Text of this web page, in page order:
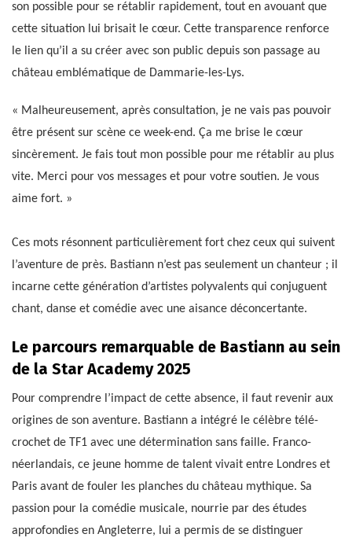
son possible pour se rétablir rapidement, tout en avouant que
cette situation lui brisait le cœur. Cette transparence renforce
le lien qu’il a su créer avec son public depuis son passage au
château emblématique de Dammarie-les-Lys.
« Malheureusement, après consultation, je ne vais pas pouvoir
être présent sur scène ce week-end. Ça me brise le cœur
sincèrement. Je fais tout mon possible pour me rétablir au plus
vite. Merci pour vos messages et pour votre soutien. Je vous
aime fort. »
Ces mots résonnent particulièrement fort chez ceux qui suivent
l’aventure de près. Bastiann n’est pas seulement un chanteur ; il
incarne cette génération d’artistes polyvalents qui conjuguent
chant, danse et comédie avec une aisance déconcertante.
Le parcours remarquable de Bastiann au sein
de la Star Academy 2025
Pour comprendre l’impact de cette absence, il faut revenir aux
origines de son aventure. Bastiann a intégré le célèbre télé-
crochet de TF1 avec une détermination sans faille. Franco-
néerlandais, ce jeune homme de talent vivait entre Londres et
Paris avant de fouler les planches du château mythique. Sa
passion pour la comédie musicale, nourrie par des études
approfondies en Angleterre, lui a permis de se distinguer